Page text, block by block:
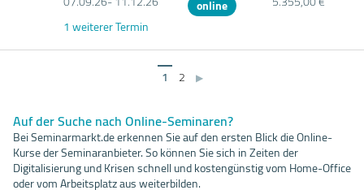
online
1 weiterer Termin
1 2 ▶
Auf der Suche nach Online-Seminaren?
Bei Seminarmarkt.de erkennen Sie auf den ersten Blick die Online-
Kurse der Seminaranbieter. So können Sie sich in Zeiten der
Digitalisierung und Krisen schnell und kostengünstig vom Home-Office
oder vom Arbeitsplatz aus weiterbilden.